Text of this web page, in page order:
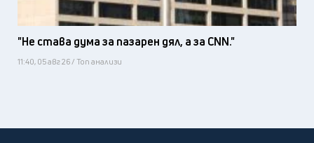
"Не става дума за пазарен дял, а за CNN."
11:40, 05 авг 26 / Топ анализи